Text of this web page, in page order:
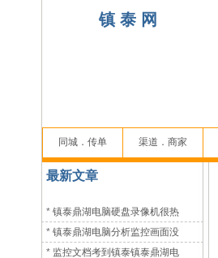
镇 泰 网
同城．传单 渠道．商家
最新文章
* 镇泰鼎湖电脑硬盘录像机很热
* 镇泰鼎湖电脑分析监控画面没
* 监控文档考到镇泰镇泰鼎湖电